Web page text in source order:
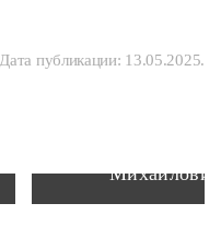
Дата публикации: 13.05.2025.
Михайлович